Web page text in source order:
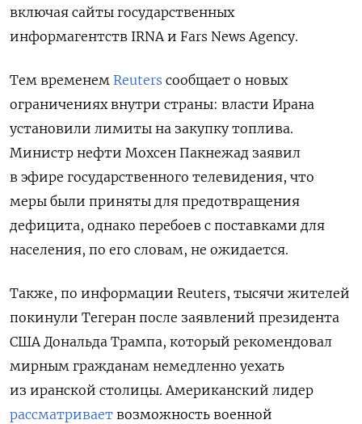
включая сайты государственных
информагентств IRNA и Fars News Agency.
Тем временем Reuters сообщает о новых
ограничениях внутри страны: власти Ирана
установили лимиты на закупку топлива.
Министр нефти Мохсен Пакнежад заявил
в эфире государственного телевидения, что
меры были приняты для предотвращения
дефицита, однако перебоев с поставками для
населения, по его словам, не ожидается.
Также, по информации Reuters, тысячи жителей
покинули Тегеран после заявлений президента
США Дональда Трампа, который рекомендовал
мирным гражданам немедленно уехать
из иранской столицы. Американский лидер
рассматривает возможность военной